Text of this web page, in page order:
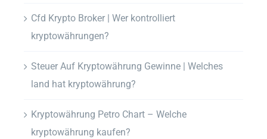
Cfd Krypto Broker | Wer kontrolliert
kryptowährungen?
Steuer Auf Kryptowährung Gewinne | Welches
land hat kryptowährung?
Kryptowährung Petro Chart – Welche
kryptowährung kaufen?